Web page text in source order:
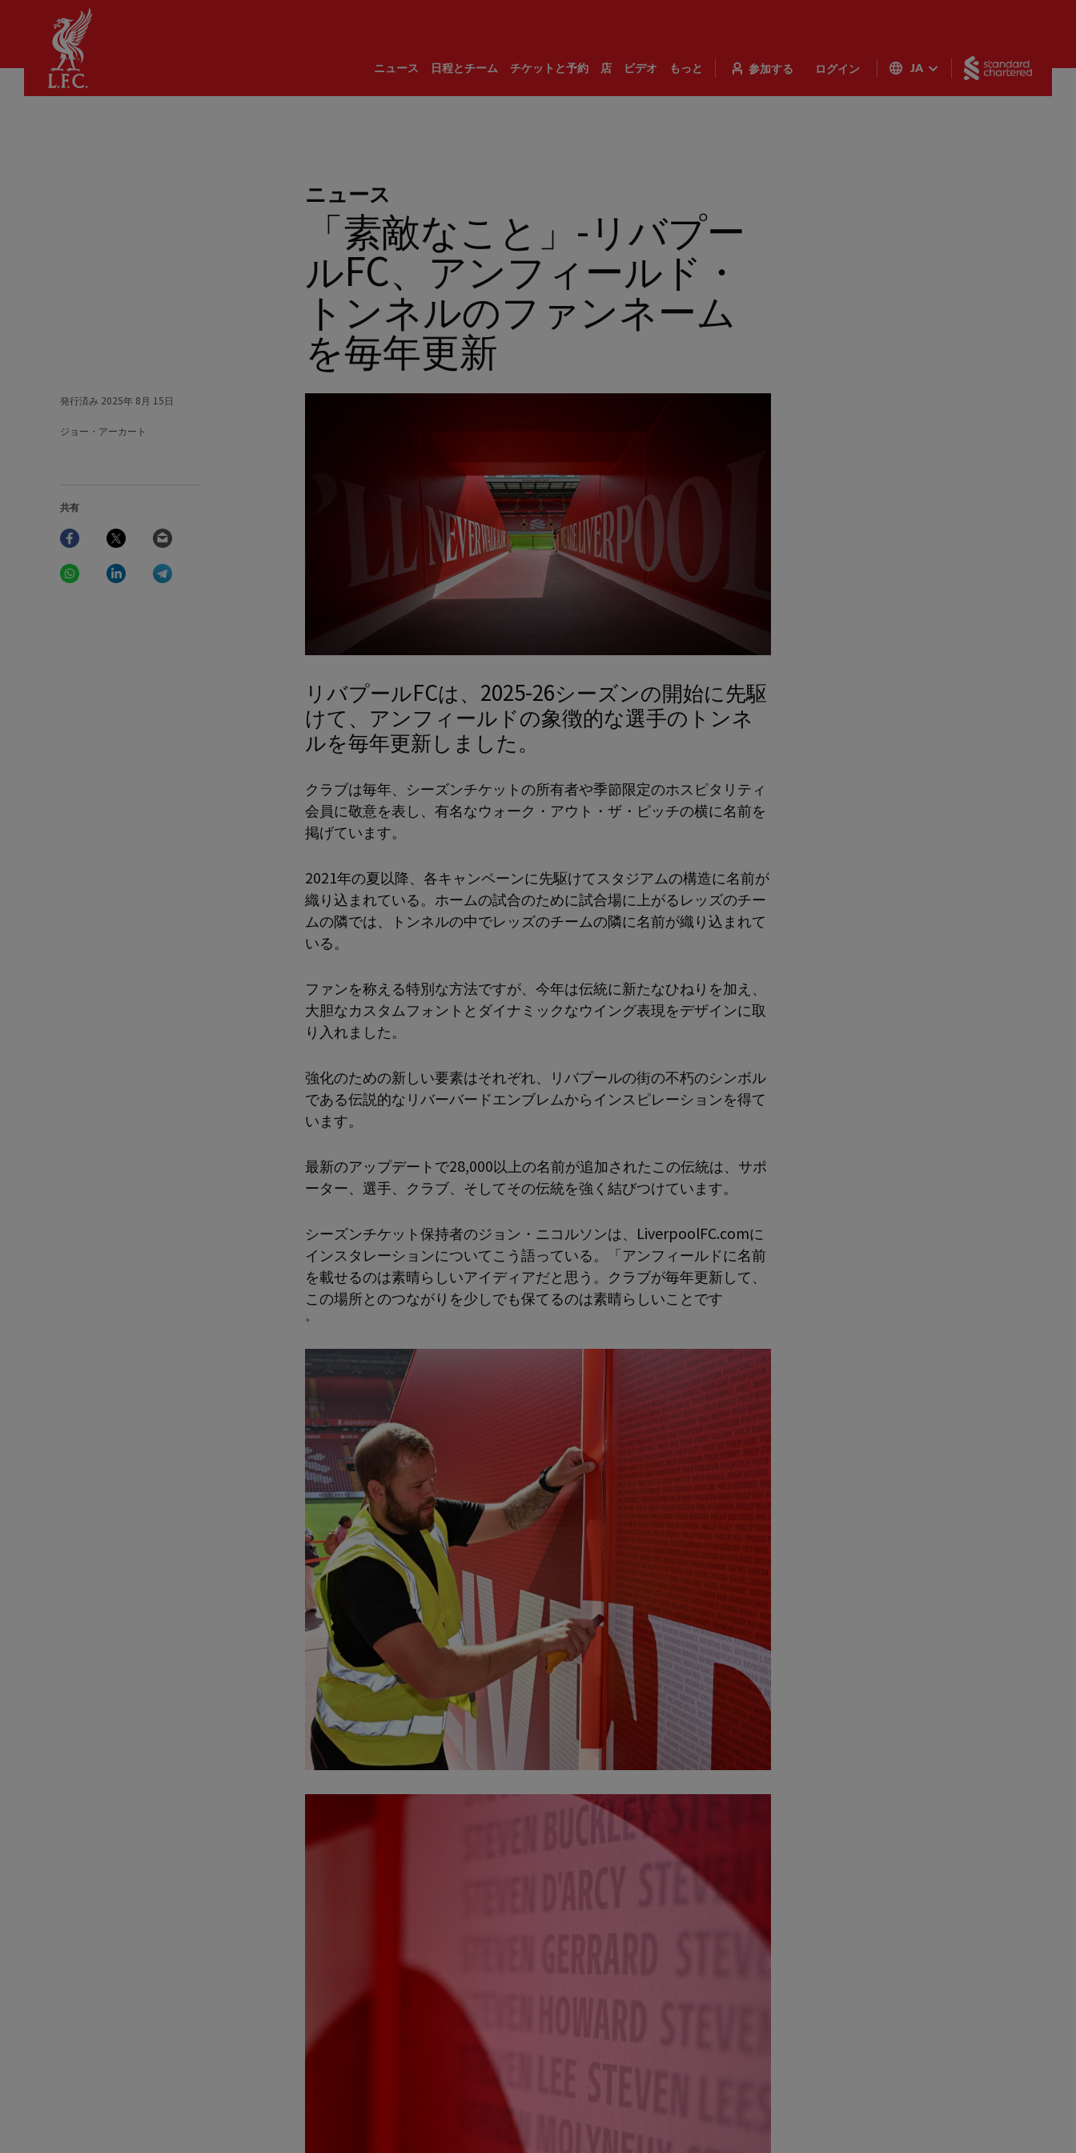
ニュース 日程とチーム チケットと予約 店 ビデオ もっと 参加する ログイン JA
ニュース
「素敵なこと」-リバプー
ルFC、アンフィールド・
トンネルのファンネーム
を毎年更新
発行済み 2025年 8月 15日
ジョー・アーカート
共有
Facebook Twitter
WhatsAppLinkedIn
リバプールFCは、2025-26シーズンの開始に先駆
けて、アンフィールドの象徴的な選手のトンネ
ルを毎年更新しました。
クラブは毎年、シーズンチケットの所有者や季節限定のホスピタリティ
会員に敬意を表し、有名なウォーク・アウト・ザ・ピッチの横に名前を
掲げています。
2021年の夏以降、各キャンペーンに先駆けてスタジアムの構造に名前が
織り込まれている。ホームの試合のために試合場に上がるレッズのチー
ムの隣では、トンネルの中でレッズのチームの隣に名前が織り込まれて
いる。
ファンを称える特別な方法ですが、今年は伝統に新たなひねりを加え、
大胆なカスタムフォントとダイナミックなウイング表現をデザインに取
り入れました。
強化のための新しい要素はそれぞれ、リバプールの街の不朽のシンボル
である伝説的なリバーバードエンブレムからインスピレーションを得て
います。
最新のアップデートで28,000以上の名前が追加されたこの伝統は、サポ
ーター、選手、クラブ、そしてその伝統を強く結びつけています。
シーズンチケット保持者のジョン・ニコルソンは、LiverpoolFC.comに
インスタレーションについてこう語っている。「アンフィールドに名前
を載せるのは素晴らしいアイディアだと思う。クラブが毎年更新して、
この場所とのつながりを少しでも保てるのは素晴らしいことです
。